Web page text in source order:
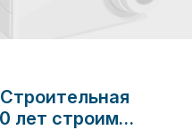
лет строим